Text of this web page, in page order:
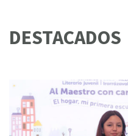
DESTACADOS